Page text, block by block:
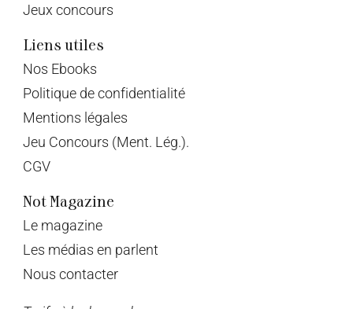
Jeux concours
Liens utiles
Nos Ebooks
Politique de confidentialité
Mentions légales
Jeu Concours (Ment. Lég.).
CGV
Not Magazine
Le magazine
Les médias en parlent
Nous contacter